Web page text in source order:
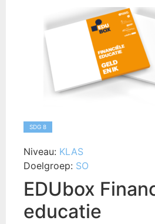
SDG 8
Niveau: KLAS
Doelgroep: SO
EDUbox
educatie